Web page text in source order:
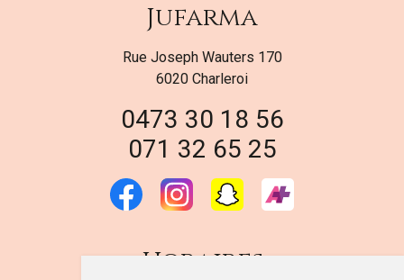
Jufarma
Rue Joseph Wauters 170
6020 Charleroi
0473 30 18 56
071 32 65 25
Horaires